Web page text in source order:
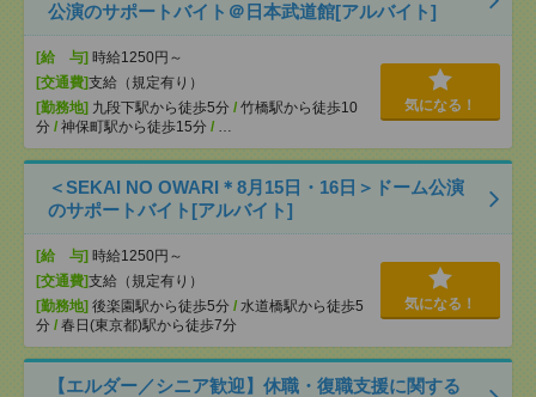
公演のサポートバイト＠日本武道館[アルバイト]
[給 与] 時給1250円～
[交通費]支給（規定有り）
[勤務地] 九段下駅から徒歩5分 / 竹橋駅から徒歩10
分 / 神保町駅から徒歩15分 / …
気になる！
＜SEKAI NO OWARI＊8月15日・16日＞ドーム公演
のサポートバイト[アルバイト]
[給 与] 時給1250円～
[交通費]支給（規定有り）
[勤務地] 後楽園駅から徒歩5分 / 水道橋駅から徒歩5
分 / 春日(東京都)駅から徒歩7分
気になる！
【エルダー／シニア歓迎】休職・復職支援に関する